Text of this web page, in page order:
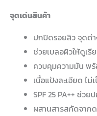
จุดเด่นสินค้า
ปกปิดรอยสิว จุดด่า
ช่วยเบลอผิวให้ดูเรี
ควบคุมความมัน พ
เนื้อแป้งละเอียด ไ
SPF 25 PA++ ช่ว
ผสานสารสกัดจาก